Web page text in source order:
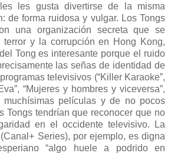
les gusta divertirse de la misma
de forma ruidosa y vulgar. Los Tongs
una organización secreta que se
y la corrupción en Hong Kong,
Tong es interesante porque el ruido
las señas de identidad de
televisivos (“Killer Karaoke”,
“Mujeres y hombres y viceversa”,
muchísimas películas y de no pocos
Tongs tendrían que reconocer que no
en el occidente televisivo. La
Series), por ejemplo, es digna
“algo huele a podrido en